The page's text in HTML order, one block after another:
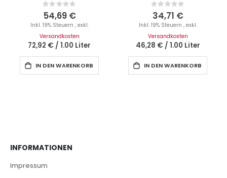
Rating:
0%
54,69 €
Inkl. 19% Steuern , exkl.
Versandkosten
72,92 € / 1.00 Liter
IN DEN WARENKORB
Rating:
0%
34,71 €
Inkl. 19% Steuern , exkl.
Versandkosten
46,28 € / 1.00 Liter
IN DEN WARENKORB
INFORMATIONEN
Impressum